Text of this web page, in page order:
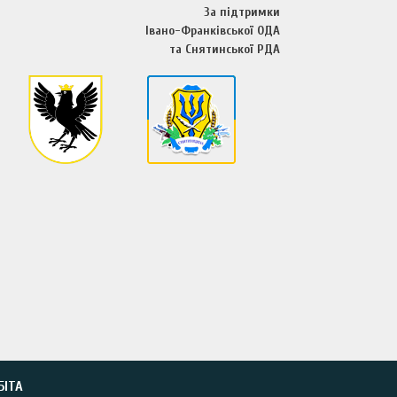
За підтримки
Івано-Франківської ОДА
та Снятинської РДА